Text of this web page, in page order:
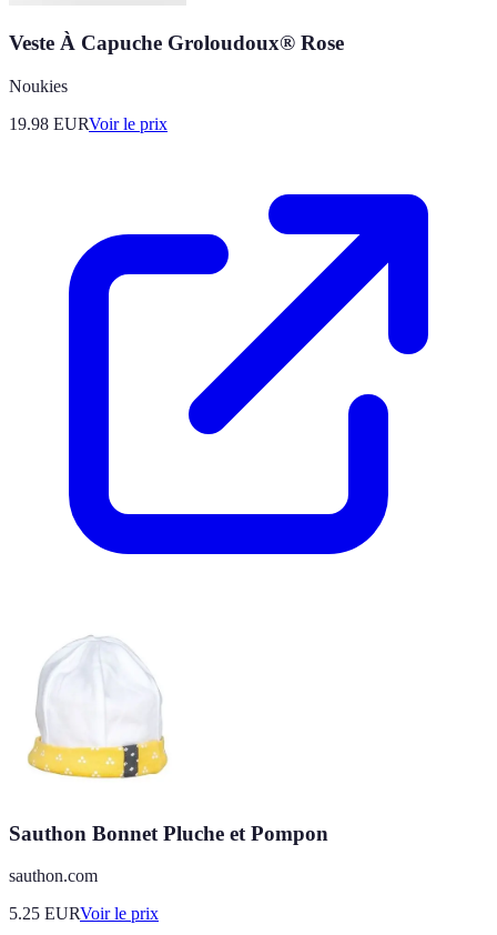
Veste À Capuche Groloudoux® Rose
Noukies
19.98 EURVoir le prix
Sauthon Bonnet Pluche et Pompon
sauthon.com
5.25 EURVoir le prix